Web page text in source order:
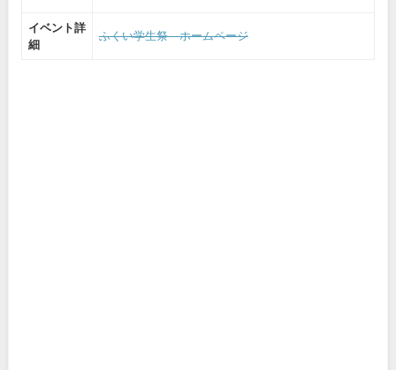
イベント詳
細
ふくい学生祭 ホームページ